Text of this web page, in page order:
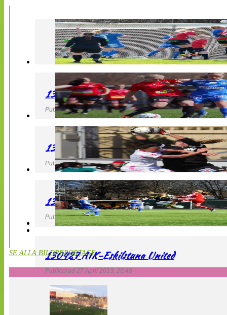
130427 LB 07 – QBIK
Publicerad 27 April 2013, 22:40
130427 IF Limhamn Bunkeflo – QBIK
Publicerad 27 April 2013, 21:10
130427 LdB FC Malmö – Mallbackens IF
Publicerad 27 April 2013, 20:54
130427 AIK-Eskilstuna United
Publicerad 27 April 2013, 20:48
SE ALLA BILDREPORTAGE